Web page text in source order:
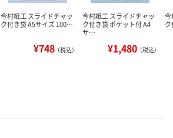
今村紙工 スライドチャッ
ク付き袋 A5サイズ 100…
¥748 （税込）
今村紙工 スライドチャッ
ク付き袋 ポケット付 A4
サ…
¥1,480 （税込）
今